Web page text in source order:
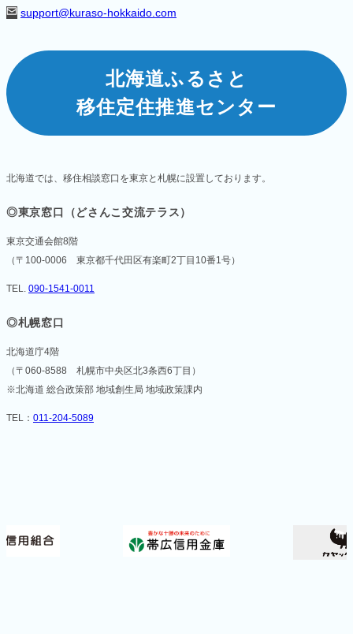
support@kuraso-hokkaido.com
北海道ふるさと
移住定住推進センター
北海道では、移住相談窓口を東京と札幌に設置しております。
◎東京窓口（どさんこ交流テラス）
東京交通会館8階
（〒100-0006 東京都千代田区有楽町2丁目10番1号）
TEL. 090-1541-0011
◎札幌窓口
北海道庁4階
（〒060-8588 札幌市中央区北3条西6丁目）
※北海道 総合政策部 地域創生局 地域政策課内
TEL： 011-204-5089